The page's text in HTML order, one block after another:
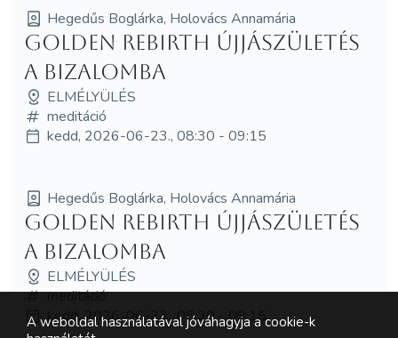
Hegedűs Boglárka, Holovács Annamária
Golden Rebirth Újjászületés
a bizalomba
ELMÉLYÜLÉS
meditáció
kedd, 2026-06-23., 08:30 - 09:15
Hegedűs Boglárka, Holovács Annamária
Golden Rebirth Újjászületés
a bizalomba
ELMÉLYÜLÉS
meditáció
kedd, 2026-06-23., 08:30 - 09:15
A weboldal használatával jóváhagyja a cookie-k